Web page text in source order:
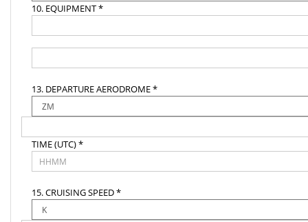
10. EQUIPMENT *
13. DEPARTURE AERODROME *
TIME (UTC) *
15. CRUISING SPEED *